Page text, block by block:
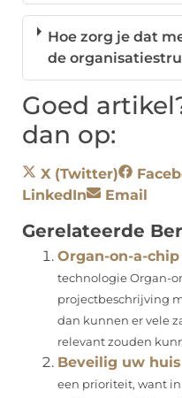
Hoe zorg je dat
de
Goed
dan op:
X (Twitter)
LinkedIn
Email
Gerelateerde
Organ-on-a-
technologie Organ-
projectbeschrijving
dan kunnen er vele
relevant zouden
Beveilig uw huis
een prioriteit, want